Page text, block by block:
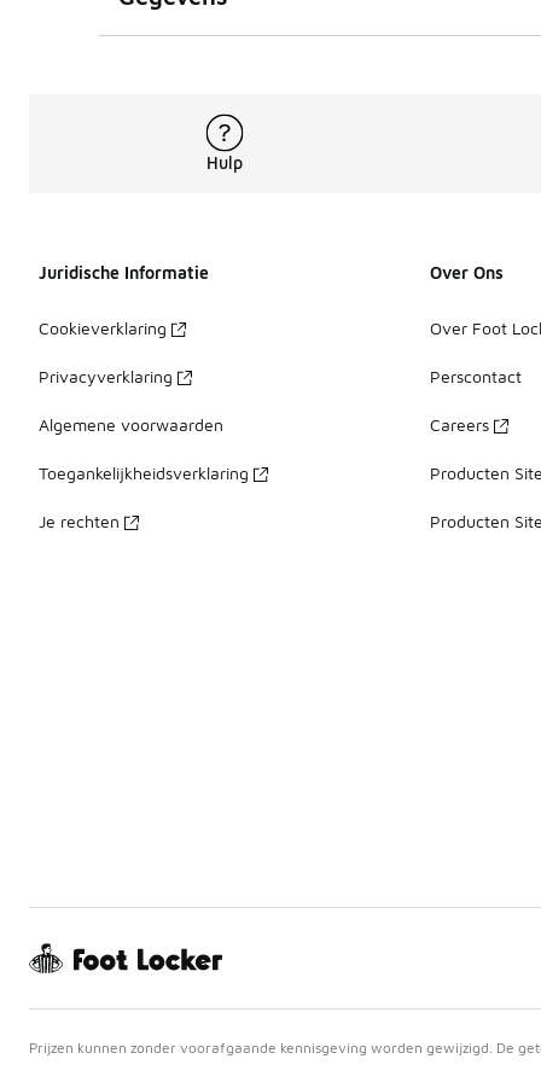
Hulp
Juridische Informatie
Cookieverklaring
Privacyverklaring
Algemene voorwaarden
Toegankelijkheidsverklaring
Je rechten
Over Ons
Over Foot
Perscontact
Careers
Producten
Producten
Prijzen kunnen zonder voorafgaande kennisgeving worden gewijzigd. De